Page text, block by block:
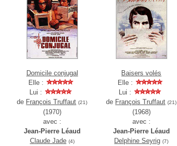
Domicile conjugal
Elle :
Lui :
de François Truffaut (21)
(1970)
avec :
Jean-Pierre Léaud
Claude Jade (4)
Baisers volés
Elle :
Lui :
de François Truffaut (21)
(1968)
avec :
Jean-Pierre Léaud
Delphine Seyrig (7)